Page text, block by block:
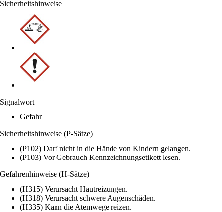
Sicherheitshinweise
Signalwort
Gefahr
Sicherheitshinweise (P-Sätze)
(P102) Darf nicht in die Hände von Kindern gelangen.
(P103) Vor Gebrauch Kennzeichnungsetikett lesen.
Gefahrenhinweise (H-Sätze)
(H315) Verursacht Hautreizungen.
(H318) Verursacht schwere Augenschäden.
(H335) Kann die Atemwege reizen.